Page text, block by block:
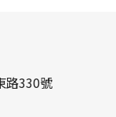
路330號